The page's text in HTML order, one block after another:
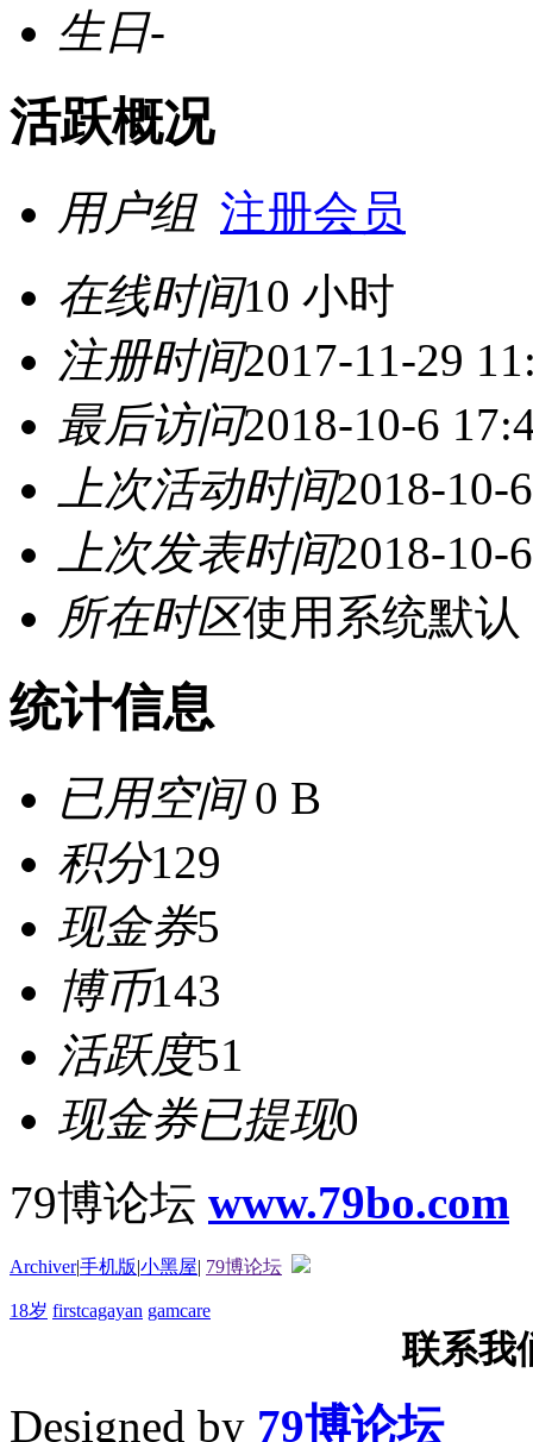
生日-
活跃概况
用户组 注册会员
在线时间10 小时
注册时间2017-11-29
最后访问2018-10-6
上次活动时间2018-10-
上次发表时间2018-10-
所在时区使用系统默认
统计信息
已用空间0 B
积分129
现金券5
博币143
活跃度51
现金券已提现0
79博论坛 www.79bo.com
Archiver|手机版|小黑屋| 79博论坛
18岁 firstcagayan gamcare
联系我
Designed by 79博论坛